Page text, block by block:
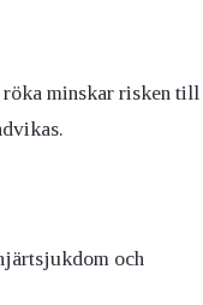
minskar risken till
och